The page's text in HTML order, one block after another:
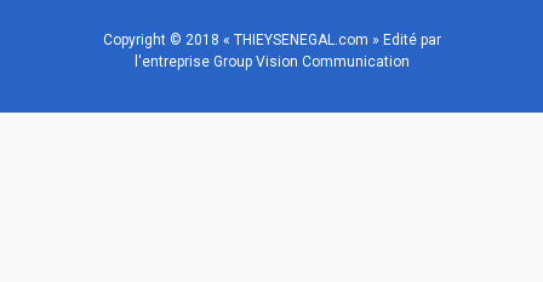
Copyright © 2018 « THIEYSENEGAL.com » Edité par
l'entreprise Group Vision Communication